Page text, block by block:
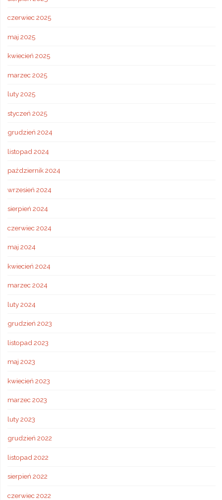
czerwiec 2025
maj 2025
kwiecień 2025
marzec 2025
luty 2025
styczeń 2025
grudzień 2024
listopad 2024
październik 2024
wrzesień 2024
sierpień 2024
czerwiec 2024
maj 2024
kwiecień 2024
marzec 2024
luty 2024
grudzień 2023
listopad 2023
maj 2023
kwiecień 2023
marzec 2023
luty 2023
grudzień 2022
listopad 2022
sierpień 2022
czerwiec 2022